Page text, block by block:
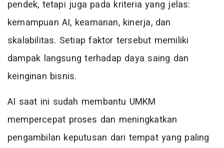
pendek, tetapi juga pada kriteria yang jelas:
kemampuan AI, keamanan, kinerja, dan
skalabilitas. Setiap faktor tersebut memiliki
dampak langsung terhadap daya saing dan
keinginan bisnis.
AI saat ini sudah membantu UMKM
mempercepat proses dan meningkatkan
pengambilan keputusan dari tempat yang paling